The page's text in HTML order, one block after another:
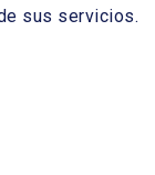
sus servicios.